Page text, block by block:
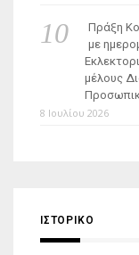
Πράξη
με
μέλους
8 Ιουλίου 2026
ΙΣΤΟΡΙΚΌ